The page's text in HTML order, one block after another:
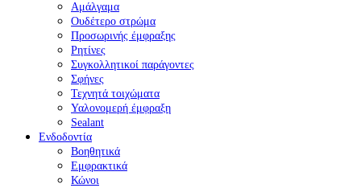
Αμάλγαμα
Ουδέτερο στρώμα
Προσωρινής έμφραξης
Ρητίνες
Συγκολλητικοί παράγοντες
Σφήνες
Τεχνητά τοιχώματα
Υαλονομερή έμφραξη
Sealant
Ενδοδοντία
Βοηθητικά
Εμφρακτικά
Κώνοι